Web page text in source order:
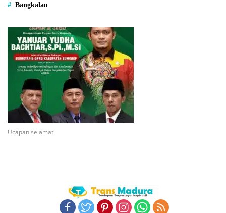
Bangkalan
Ucapan selamat